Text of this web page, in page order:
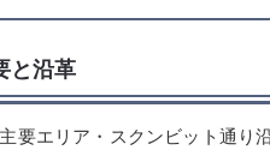
と沿革
要エリア・スクンビット通り